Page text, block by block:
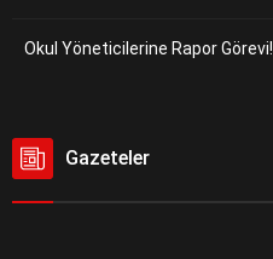
Okul Yöneticilerine Rapor Görevi!
Gazeteler